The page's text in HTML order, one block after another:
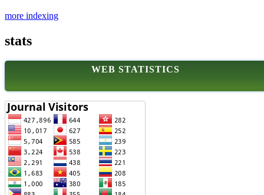
more indexing
stats
WEB STATISTICS